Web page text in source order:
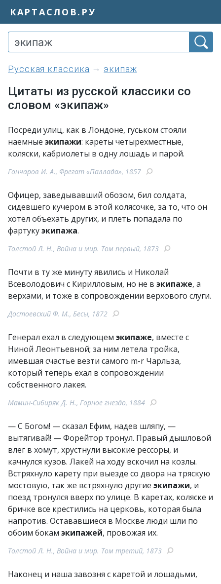
КАРТАСЛОВ.РУ
Русская классика экипаж
Цитаты из русской классики со
словом «экипаж»
Посреди улиц, как в Лондоне, гуськом стояли
наемные экипажи: кареты четырехместные,
коляски, кабриолеты в одну лошадь и парой.
Гончаров И. А., Фрегат «Паллада», 1857
Офицер, заведывавший обозом, бил солдата,
сидевшего кучером в этой колясочке, за то, что он
хотел объехать других, и плеть попадала по
фартукуэкипажа.
Толстой Л. Н., Война и мир. Том первый, 1873
Почти в ту же минуту явились и Николай
Всеволодович с Кирилловым, но не в экипаже, а
верхами, и тоже в сопровождении верхового слуги.
Достоевский Ф. М., Бесы, 1872
Генерал ехал в следующем экипаже, вместе с
Ниной Леонтьевной; за ним летела тройка,
имевшая счастье везти самого m-r Чарльза,
который теперь ехал в сопровождении
собственного лакея.
Мамин-Сибиряк Д. Н., Горное гнездо, 1884
— С Богом! — сказал Ефим, надев шляпу, —
вытягивай! — Форейтор тронул. Правый дышловой
влег в хомут, хрустнули высокие рессоры, и
качнулся кузов. Лакей на ходу вскочил на козлы.
Встряхнуло карету при выезде со двора на тряскую
мостовую, так же встряхнуло другие экипажи, и
поезд тронулся вверх по улице. В каретах, коляске и
бричке все крестились на церковь, которая была
напротив. Остававшиеся в Москве люди шли по
обоим бокам экипажей, провожая их.
Толстой Л. Н., Война и мир. Том третий, 1873
Наконец и наша завозня с каретой и лошадьми,